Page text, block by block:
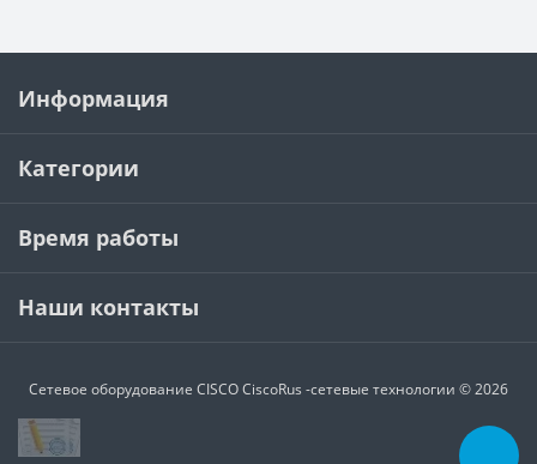
Информация
Категории
Время работы
Наши контакты
Сетевое оборудование CISCOCiscoRus -сетевые технологии © 2026